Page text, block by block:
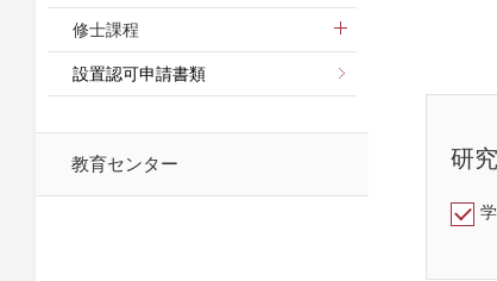
修士課程
設置認可申請書類
教育センター 研